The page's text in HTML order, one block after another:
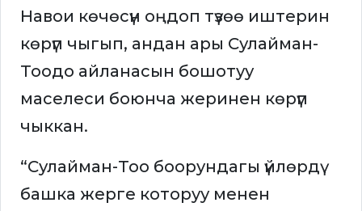
Навои көчөсүн оңдоп түзөө иштерин
көрүп чыгып, андан ары Сулайман-
Тоодо айланасын бошотуу
маселеси боюнча жеринен көрүп
чыккан.
“Сулайман-Тоо боорундагы үйлөрдү
башка жерге которуу менен